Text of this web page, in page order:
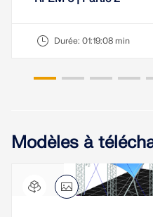
Durée: 01:19:08 min
Modèles à